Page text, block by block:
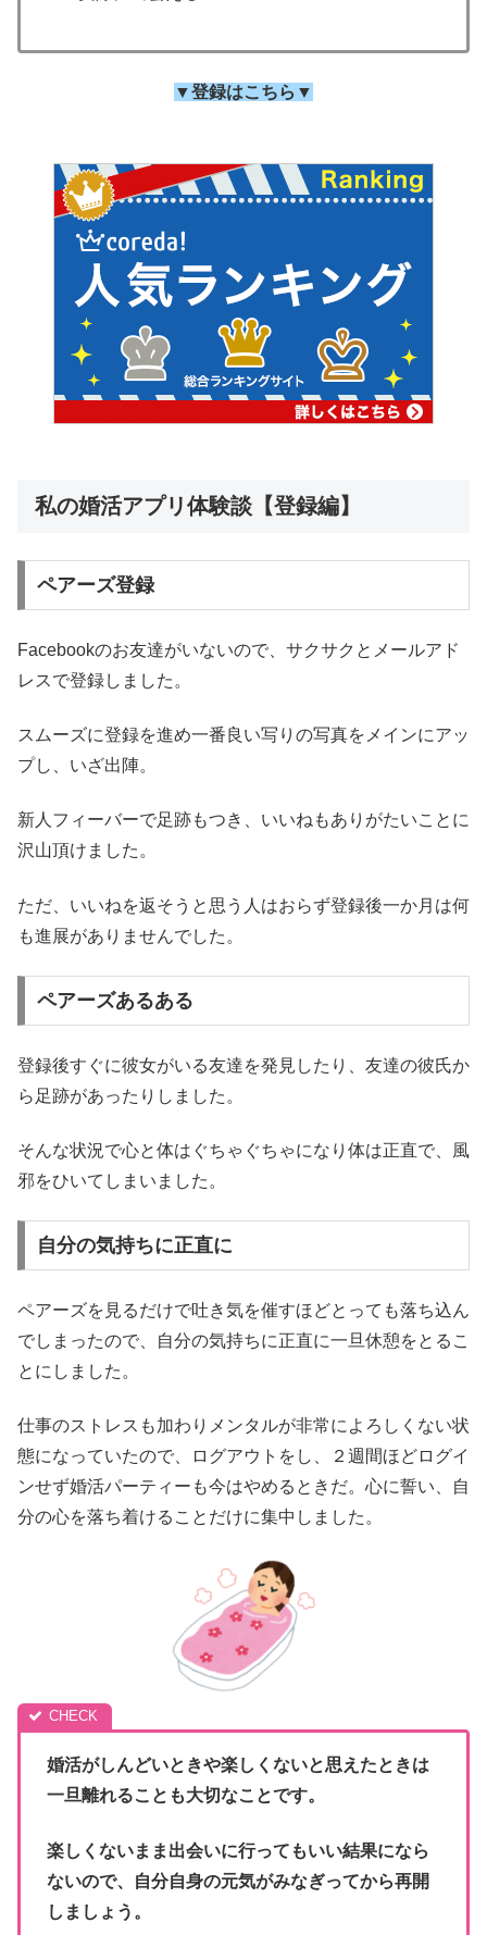
▼登録はこちら▼
私の婚活アプリ体験談【登録編】
ペアーズ登録
Facebookのお友達がいないので、サクサクとメールアド
レスで登録しました。
スムーズに登録を進め一番良い写りの写真をメインにアッ
プし、いざ出陣。
新人フィーバーで足跡もつき、いいねもありがたいことに
沢山頂けました。
ただ、いいねを返そうと思う人はおらず登録後一か月は何
も進展がありませんでした。
ペアーズあるある
登録後すぐに彼女がいる友達を発見したり、友達の彼氏か
ら足跡があったりしました。
そんな状況で心と体はぐちゃぐちゃになり体は正直で、風
邪をひいてしまいました。
自分の気持ちに正直に
ペアーズを見るだけで吐き気を催すほどとっても落ち込ん
でしまったので、自分の気持ちに正直に一旦休憩をとるこ
とにしました。
仕事のストレスも加わりメンタルが非常によろしくない状
態になっていたので、ログアウトをし、２週間ほどログイ
ンせず婚活パーティーも今はやめるときだ。心に誓い、自
分の心を落ち着けることだけに集中しました。
婚活がしんどいときや楽しくないと思えたときは
一旦離れることも大切なことです。
楽しくないまま出会いに行ってもいい結果になら
ないので、自分自身の元気がみなぎってから再開
しましょう。